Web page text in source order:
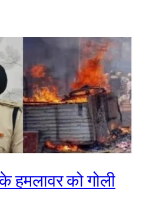
के हमलावर को गोली